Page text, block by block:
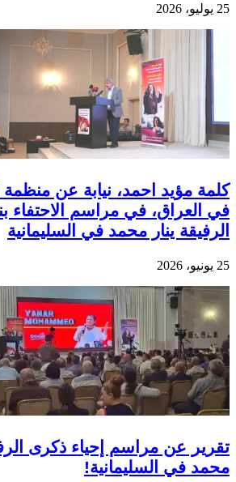
25 يوليو، 2026
كلمة مؤيد احمد، نيابة عن
في العراق، في مراسم الاحتفاء
الرفيقة ينار محمد في السليمانية
25 يونيو، 2026
تقرير عن مراسم إحياء ذكرى
محمد في السليمانية!